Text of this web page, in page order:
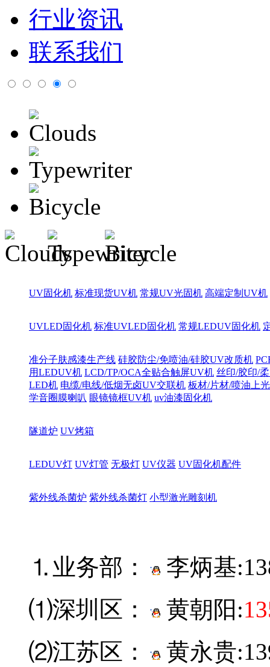
行业资讯
联系我们
UV固化机 标准现货UV机 常规UV光固机 高端定制UV机
UVLED固化机 标准UVLED固化机 常规LEDUV固化机
准分子肤感漆生产线 硅胶防尘/免喷油/硅胶UV改质机
用LEDUV机 LCD/TP/OCA全贴合触屏UV机 丝印/胶印/
LED机 电缆/电线/低烟无卤UV交联机 板材/片材/喷油上
学音圈膜喇叭 眼镜镜框UV机 uv油漆固化机
隧道炉 UV烤箱
LEDUV灯 UV灯管 无极灯 UV仪器 UV固化机配件
紫外线杀菌炉 紫外线杀菌灯 小型激光雕刻机
⒈业务部： 李炳基:
⑴深圳区：
黄朝阳:
⑵江苏区：
黄永贵